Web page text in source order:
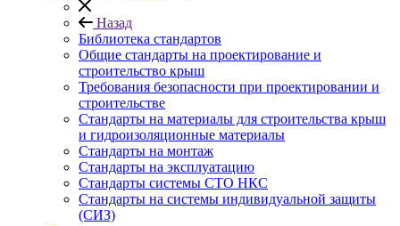
Назад
Библиотека стандартов
Общие стандарты на проектирование и
строительство крыш
Требования безопасности при проектировании и
строительстве
Стандарты на материалы для строительства крыш
и гидроизоляционные материалы
Стандарты на монтаж
Стандарты на эксплуатацию
Стандарты системы СТО НКС
Стандарты на системы индивидуальной защиты
(СИЗ)